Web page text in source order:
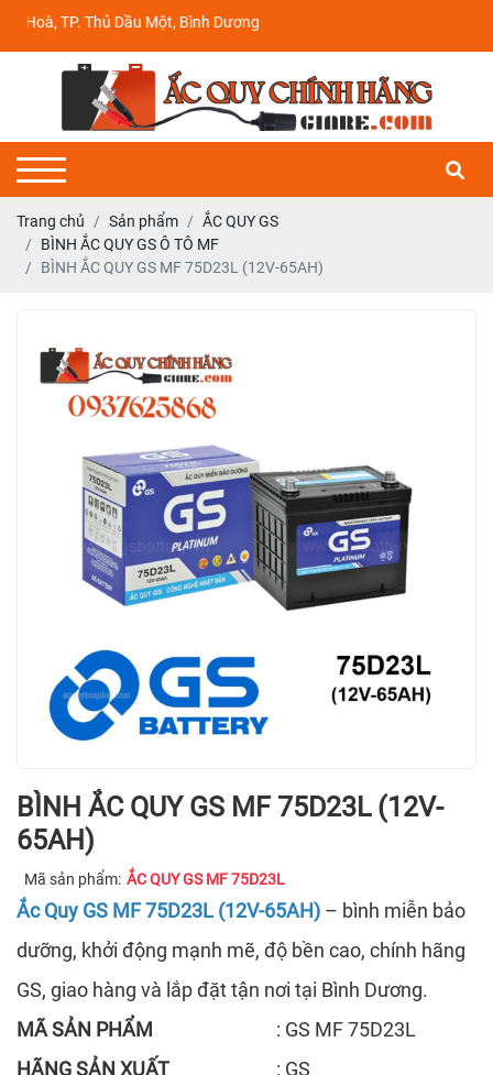
TP. Thủ Dầu Một, Bình Dương
Trang chủ Sản phẩm
ẮC QUY GS
BÌNH ẮC QUY GS Ô TÔ MF
BÌNH ẮC QUY GS MF 75D23L (12V-65AH)
BÌNH ẮC QUY GS MF 75D23L (12V-
65AH)
Mã sản phẩm: ẮC QUY GS MF 75D23L
Ắc Quy GS MF 75D23L (12V-65AH) – bình miễn bảo
dưỡng, khởi động mạnh mẽ, độ bền cao, chính hãng
GS, giao hàng và lắp đặt tận nơi tại Bình Dương.
MÃ SẢN PHẨM
: GS MF 75D23L
HÃNG SẢN XUẤT
: GS